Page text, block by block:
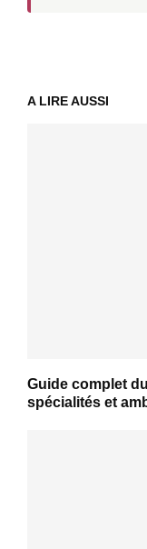
A LIRE AUSSI
Guide complet
spécialités et